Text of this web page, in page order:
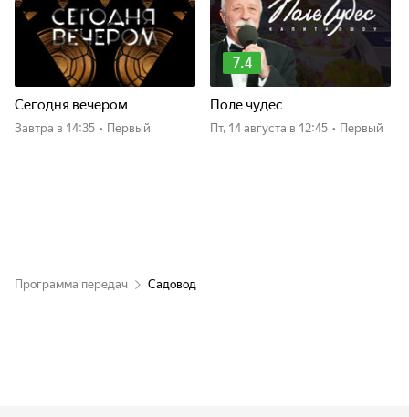
Сегодня вечером
Завтра в 14:35 • Первый
7.4
Поле чудес
пт, 14 августа в 12:45 • Первый
Программа передач Садовод